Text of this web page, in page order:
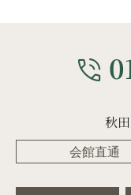
phone_in_talk
秋
会館直通
会館（斎場）を